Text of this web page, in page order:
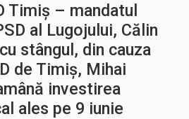
Timiș – mandatul
al Lugojului, Călin
stângul, din cauza
de Timiș, Mihai
investirea
ales pe 9 iunie